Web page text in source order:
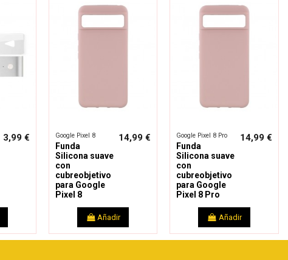
3,99 € Google Pixel 8
Funda
Silicona suave
con
cubreobjetivo
para Google
Pixel 8
14,99 €
Añadir
Google Pixel 8 Pro
Funda
Silicona suave
con
cubreobjetivo
para Google
Pixel 8 Pro
14,99 €
Añadir